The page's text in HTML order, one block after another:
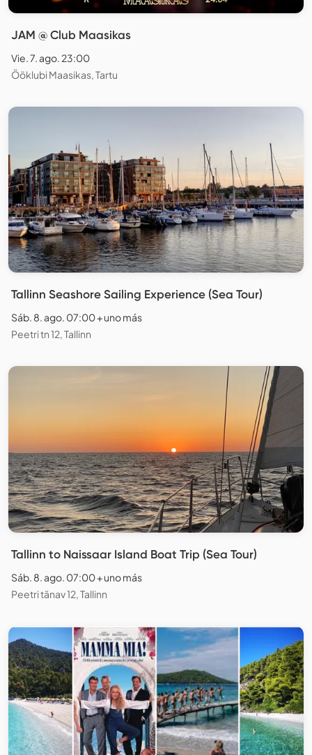
JAM @ Club Maasikas
Vie. 7. ago. 23:00
Ööklubi Maasikas, Tartu
Tallinn Seashore Sailing Experience (Sea Tour)
Sáb. 8. ago. 07:00 + uno más
Peetri tn 12, Tallinn
Tallinn to Naissaar Island Boat Trip (Sea Tour)
Sáb. 8. ago. 07:00 + uno más
Peetri tänav 12, Tallinn